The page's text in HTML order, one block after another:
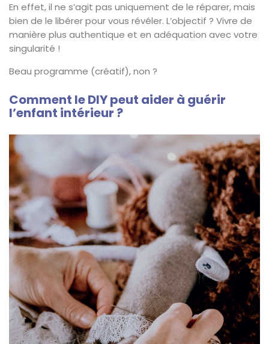
En effet, il ne s’agit pas uniquement de le réparer, mais
bien de le libérer pour vous révéler. L’objectif ? Vivre de
manière plus authentique et en adéquation avec votre
singularité !
Beau programme (créatif), non ?
Comment le DIY peut aider à guérir
l’enfant intérieur ?